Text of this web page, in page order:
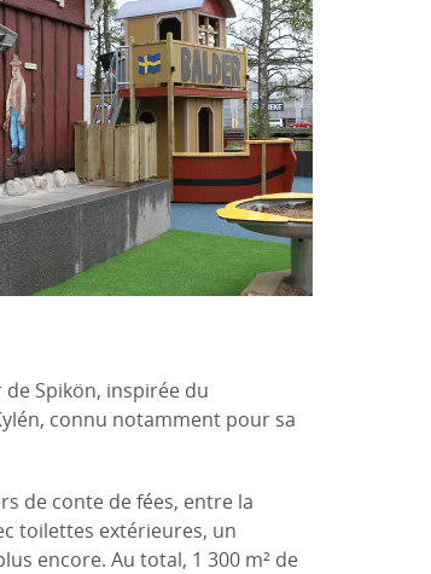
Spikön, inspirée du
connu notamment pour sa
de conte de fées, entre la
toilettes extérieures, un
encore. Au total, 1 300 m² de